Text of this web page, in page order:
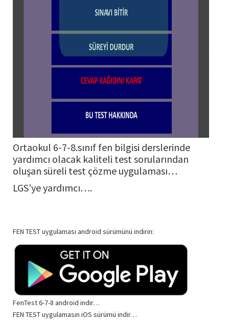
Ortaokul 6-7-8.sınıf fen bilgisi derslerinde
yardımcı olacak kaliteli test sorularından
oluşan süreli test çözme uygulaması…
LGS’ye yardımcı….
FEN TEST uygulaması android sürümünü indirin:
FenTest 6-7-8 android indir…
FEN TEST uygulamasın iOS sürümü indir…